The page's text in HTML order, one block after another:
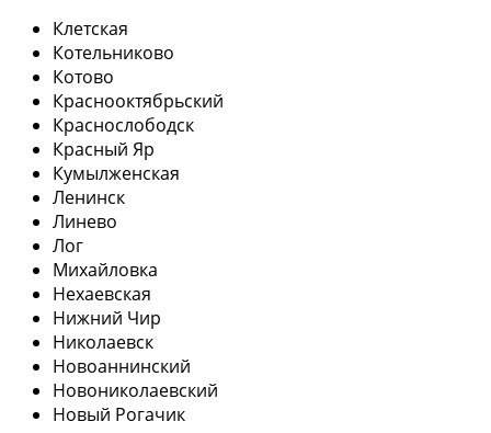
Клетская
Котельниково
Котово
Краснооктябрьский
Краснослободск
Красный Яр
Кумылженская
Ленинск
Линево
Лог
Михайловка
Нехаевская
Нижний Чир
Николаевск
Новоаннинский
Новониколаевский
Новый Рогачик